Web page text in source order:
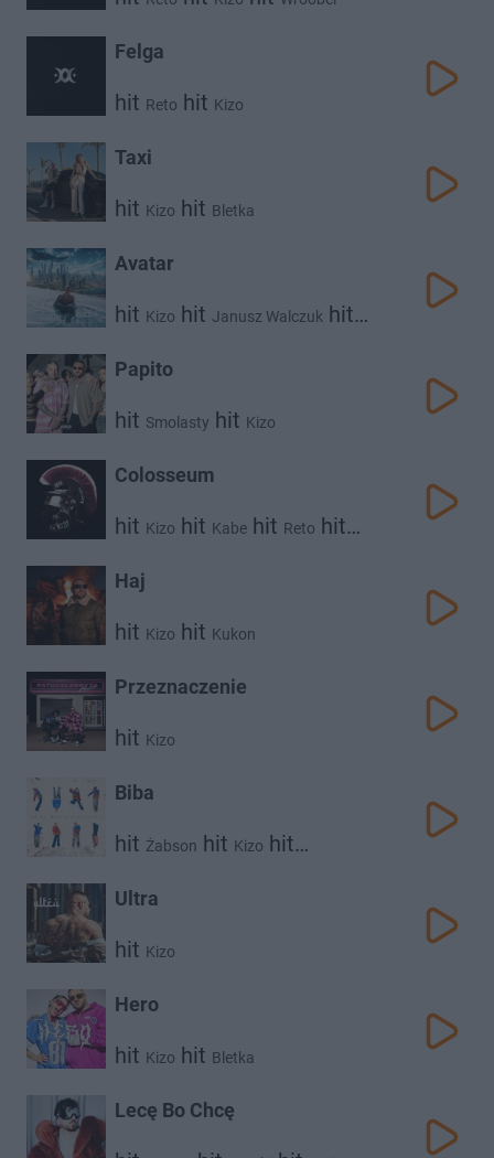
Felga
hit Reto hit Kizo
Taxi
hit Kizo hit Bletka
Avatar
hit Kizo hit Janusz Walczuk hit
Papito
hit Smolasty hit Kizo
Colosseum
hit Kizo hit Kabe hit Reto hit
Haj
hit Kizo hit Kukon
Przeznaczenie
hit Kizo
Biba
hit Żabson hit Kizo hit
Ultra
hit Kizo
Hero
hit Kizo hit Bletka
Lecę Bo Chcę